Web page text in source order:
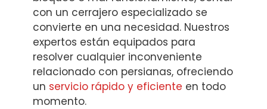
con un cerrajero especializado se
convierte en una necesidad. Nuestros
expertos están equipados para
resolver cualquier inconveniente
relacionado con persianas, ofreciendo
un servicio rápido y eficiente en todo
momento.